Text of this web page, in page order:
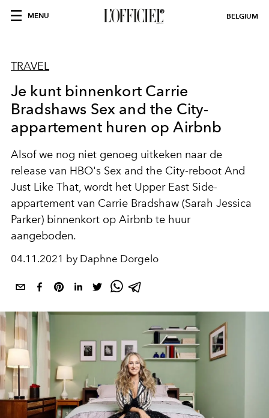
MENU BELGIUM
TRAVEL
Je kunt binnenkort Carrie
Bradshaws Sex and the City-
appartement huren op Airbnb
Alsof we nog niet genoeg uitkeken naar de
release van HBO's Sex and the City-reboot And
Just Like That, wordt het Upper East Side-
appartement van Carrie Bradshaw (Sarah Jessica
Parker) binnenkort op Airbnb te huur
aangeboden.
04.11.2021 by Daphne Dorgelo